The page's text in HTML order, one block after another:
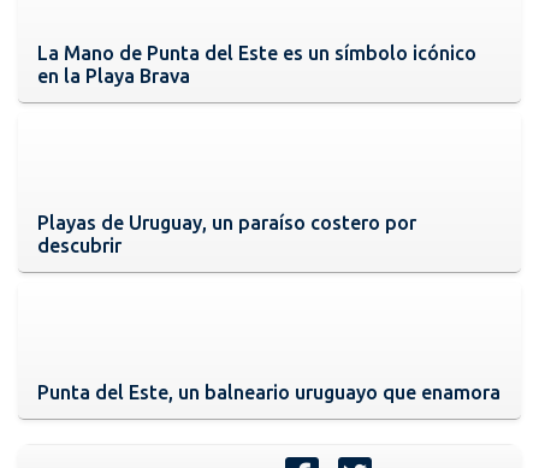
La Mano de Punta del Este es un símbolo icónico
en la Playa Brava
Playas de Uruguay, un paraíso costero por
descubrir
Punta del Este, un balneario uruguayo que enamora